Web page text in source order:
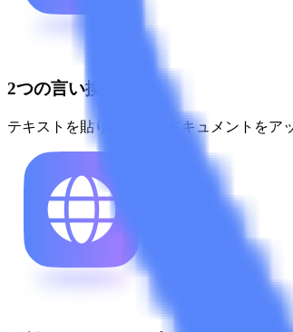
2つの言い換え方法
テキストを貼り付けるかドキュメントをア